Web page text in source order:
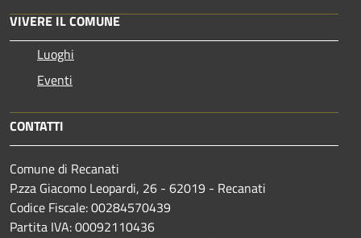
VIVERE IL COMUNE
Luoghi
Eventi
CONTATTI
Comune di Recanati
P.zza Giacomo Leopardi, 26 - 62019 - Recanati
Codice Fiscale: 00284570439
Partita IVA: 00092110436